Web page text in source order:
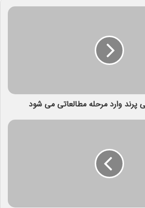
پرند وارد مرحله مطالعاتی می شود